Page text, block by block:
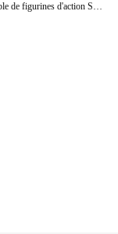
Ensemble de figurines d'action South Park, Stan Eric, parc australien créatif, cadeau pour enfants, décoration de la maison, 5 pièces, 6cm